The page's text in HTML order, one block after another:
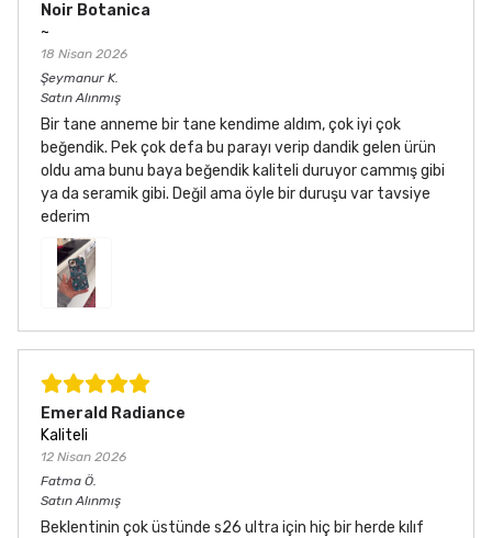
Noir Botanica
~
18 Nisan 2026
Şeymanur K.
Satın Alınmış
Bir tane anneme bir tane kendime aldım, çok iyi çok
beğendik. Pek çok defa bu parayı verip dandik gelen ürün
oldu ama bunu baya beğendik kaliteli duruyor cammış gibi
ya da seramik gibi. Değil ama öyle bir duruşu var tavsiye
ederim
Emerald Radiance
Kaliteli
12 Nisan 2026
Fatma Ö.
Satın Alınmış
Beklentinin çok üstünde s26 ultra için hiç bir herde kılıf